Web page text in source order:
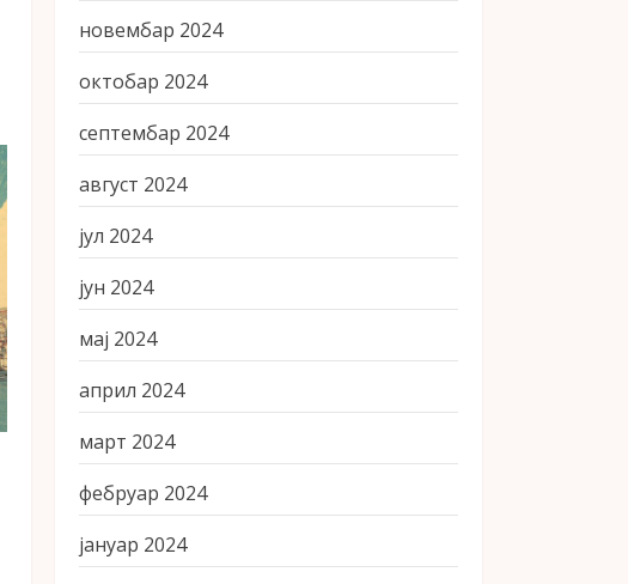
новембар 2024
октобар 2024
септембар 2024
август 2024
јул 2024
јун 2024
мај 2024
април 2024
март 2024
фебруар 2024
јануар 2024